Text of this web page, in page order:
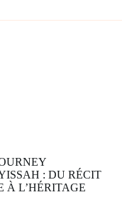
: DU RÉCIT
À L’HÉRITAGE